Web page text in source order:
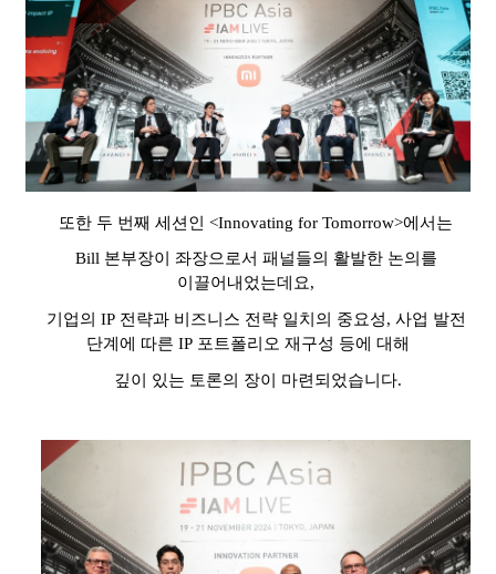
또한 두 번째 세션인<Innovating for Tomorrow>에서는
Bill 본부장이 좌장으로서 패널들의 활발한 논의를
이끌어내었는데요,
기업의 IP 전략과 비즈니스 전략 일치의 중요성, 사업 발전
단계에 따른 IP 포트폴리오 재구성 등에 대해
깊이 있는 토론의 장이 마련되었습니다.